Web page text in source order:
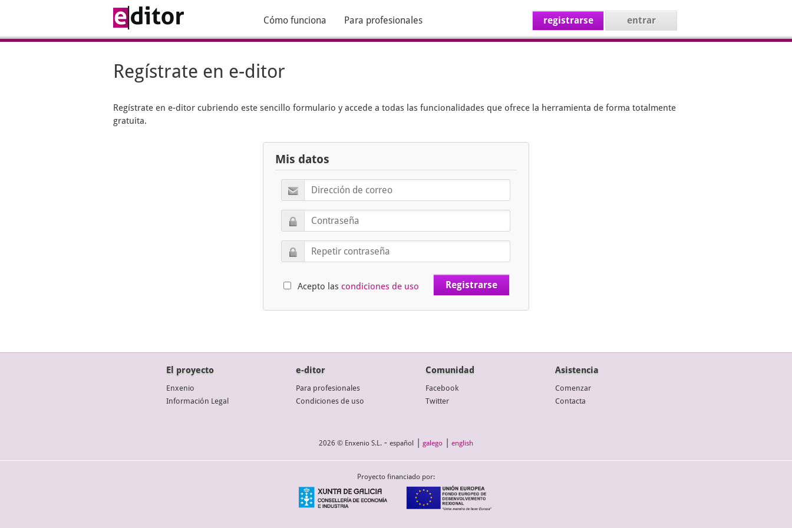
Cómo funciona Para profesionales registrarse entrar
Regístrate en e-ditor
Regístrate en e-ditor cubriendo este sencillo formulario y accede a todas las funcionalidades que ofrece la herramienta de forma totalmente
gratuita.
Mis datos
Acepto las condiciones de uso
El proyecto
Enxenio
Información Legal
e-ditor
Para profesionales
Condiciones de uso
Comunidad
Facebook
Twitter
Asistencia
Comenzar
Contacta
2026 © Enxenio S.L. - español galego english
Proyecto financiado por: